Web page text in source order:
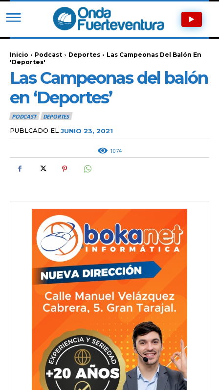
Inicio Podcast Deportes
Las Campeonas Del Balón En
'Deportes'
Las Campeonas del balón
en ‘Deportes’
PODCAST DEPORTES
PUBLCADO EL JUNIO 23, 2021
1074